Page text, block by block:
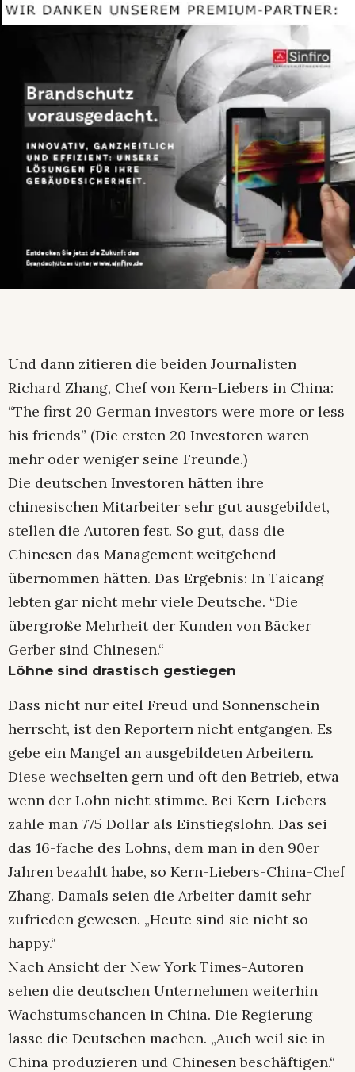
Und dann zitieren die beiden Journalisten
Richard Zhang, Chef von Kern-Liebers in China:
“The first 20 German investors were more or less
his friends” (Die ersten 20 Investoren waren
mehr oder weniger seine Freunde.)
Die deutschen Investoren hätten ihre
chinesischen Mitarbeiter sehr gut ausgebildet,
stellen die Autoren fest. So gut, dass die
Chinesen das Management weitgehend
übernommen hätten. Das Ergebnis: In Taicang
lebten gar nicht mehr viele Deutsche. “Die
übergroße Mehrheit der Kunden von Bäcker
Gerber sind Chinesen.“
Löhne sind drastisch gestiegen
Dass nicht nur eitel Freud und Sonnenschein
herrscht, ist den Reportern nicht entgangen. Es
gebe ein Mangel an ausgebildeten Arbeitern.
Diese wechselten gern und oft den Betrieb, etwa
wenn der Lohn nicht stimme. Bei Kern-Liebers
zahle man 775 Dollar als Einstiegslohn. Das sei
das 16-fache des Lohns, dem man in den 90er
Jahren bezahlt habe, so Kern-Liebers-China-Chef
Zhang. Damals seien die Arbeiter damit sehr
zufrieden gewesen. „Heute sind sie nicht so
happy.“
Nach Ansicht der New York Times-Autoren
sehen die deutschen Unternehmen weiterhin
Wachstumschancen in China. Die Regierung
lasse die Deutschen machen. „Auch weil sie in
China produzieren und Chinesen beschäftigen.“